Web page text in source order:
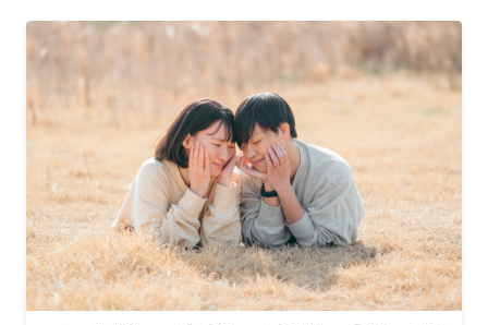
丁寧なレタッチで思い出を美しく仕上げます
撮影後は、独自の編集技術で写真の明るさや色合いを丁寧に調
整。自然な雰囲気を残しつつも、おしゃれで洗練された仕上がり
に。きっと「こんな写真を撮ってほしかった！」と思える一枚に
出会えます。まずは、ラブグラフの撮影事例をご覧ください。